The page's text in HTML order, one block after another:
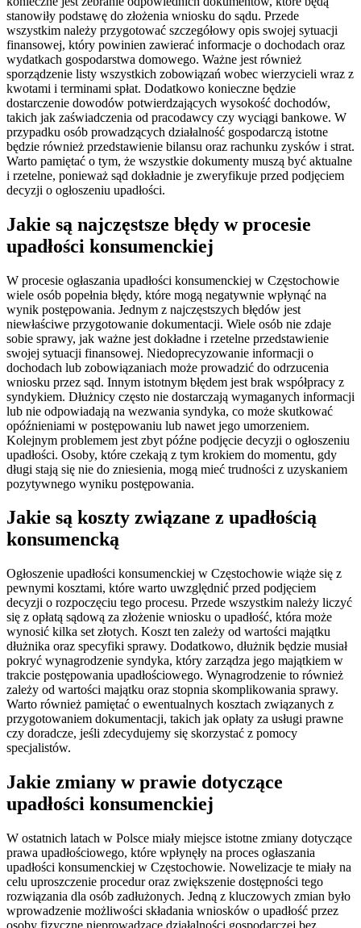
stanowiły podstawę do złożenia wniosku do sądu. Przede
wszystkim należy przygotować szczegółowy opis swojej sytuacji
finansowej, który powinien zawierać informacje o dochodach oraz
wydatkach gospodarstwa domowego. Ważne jest również
sporządzenie listy wszystkich zobowiązań wobec wierzycieli wraz z
kwotami i terminami spłat. Dodatkowo konieczne będzie
dostarczenie dowodów potwierdzających wysokość dochodów,
takich jak zaświadczenia od pracodawcy czy wyciągi bankowe. W
przypadku osób prowadzących działalność gospodarczą istotne
będzie również przedstawienie bilansu oraz rachunku zysków i strat.
Warto pamiętać o tym, że wszystkie dokumenty muszą być aktualne
i rzetelne, ponieważ sąd dokładnie je zweryfikuje przed podjęciem
decyzji o ogłoszeniu upadłości.
Jakie są najczęstsze błędy w procesie
upadłości konsumenckiej
W procesie ogłaszania upadłości konsumenckiej w Częstochowie
wiele osób popełnia błędy, które mogą negatywnie wpłynąć na
wynik postępowania. Jednym z najczęstszych błędów jest
niewłaściwe przygotowanie dokumentacji. Wiele osób nie zdaje
sobie sprawy, jak ważne jest dokładne i rzetelne przedstawienie
swojej sytuacji finansowej. Niedoprecyzowanie informacji o
dochodach lub zobowiązaniach może prowadzić do odrzucenia
wniosku przez sąd. Innym istotnym błędem jest brak współpracy z
syndykiem. Dłużnicy często nie dostarczają wymaganych informacji
lub nie odpowiadają na wezwania syndyka, co może skutkować
opóźnieniami w postępowaniu lub nawet jego umorzeniem.
Kolejnym problemem jest zbyt późne podjęcie decyzji o ogłoszeniu
upadłości. Osoby, które czekają z tym krokiem do momentu, gdy
długi stają się nie do zniesienia, mogą mieć trudności z uzyskaniem
pozytywnego wyniku postępowania.
Jakie są koszty związane z upadłością
konsumencką
Ogłoszenie upadłości konsumenckiej w Częstochowie wiąże się z
pewnymi kosztami, które warto uwzględnić przed podjęciem
decyzji o rozpoczęciu tego procesu. Przede wszystkim należy liczyć
się z opłatą sądową za złożenie wniosku o upadłość, która może
wynosić kilka set złotych. Koszt ten zależy od wartości majątku
dłużnika oraz specyfiki sprawy. Dodatkowo, dłużnik będzie musiał
pokryć wynagrodzenie syndyka, który zarządza jego majątkiem w
trakcie postępowania upadłościowego. Wynagrodzenie to również
zależy od wartości majątku oraz stopnia skomplikowania sprawy.
Warto również pamiętać o ewentualnych kosztach związanych z
przygotowaniem dokumentacji, takich jak opłaty za usługi prawne
czy doradcze, jeśli zdecydujemy się skorzystać z pomocy
specjalistów.
Jakie zmiany w prawie dotyczące
upadłości konsumenckiej
W ostatnich latach w Polsce miały miejsce istotne zmiany dotyczące
prawa upadłościowego, które wpłynęły na proces ogłaszania
upadłości konsumenckiej w Częstochowie. Nowelizacje te miały na
celu uproszczenie procedur oraz zwiększenie dostępności tego
rozwiązania dla osób zadłużonych. Jedną z kluczowych zmian było
wprowadzenie możliwości składania wniosków o upadłość przez